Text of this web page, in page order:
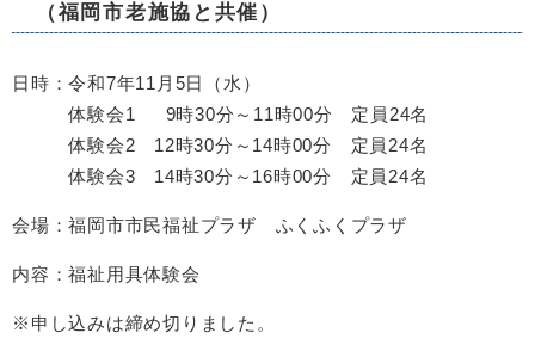
（福岡市老施協と共催）
日時：令和7年11月5日（水）
体験会1 9時30分～11時00分 定員24名
体験会2 12時30分～14時00分 定員24名
体験会3 14時30分～16時00分 定員24名
会場：福岡市市民福祉プラザ ふくふくプラザ
内容：福祉用具体験会
※申し込みは締め切りました。